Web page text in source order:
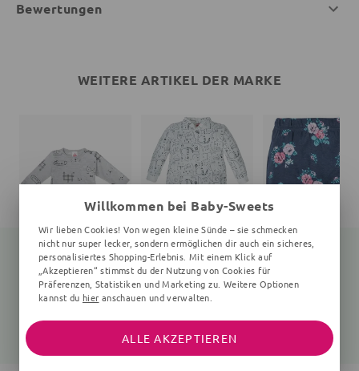
Bewertungen
WEITERE ARTIKEL DER MARKE
Body Hund
0-24 Monate, grau
14,80 €
Strampler Katze
weiß
Willkommen bei Baby-Sweets
Wir lieben Cookies! Von wegen kleine Sünde – sie schmecken
nicht nur super lecker, sondern ermöglichen dir auch ein sicheres,
personalisiertes Shopping-Erlebnis. Mit einem Klick auf
„Akzeptieren“ stimmst du der Nutzung von Cookies für
Präferenzen, Statistiken und Marketing zu. Weitere Optionen
kannst du hier anschauen und verwalten.
ALLE AKZEPTIEREN